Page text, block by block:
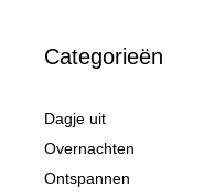
Categorieën
Dagje uit
Overnachten
Ontspannen